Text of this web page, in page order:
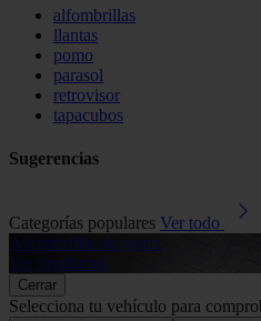
alfombrillas
llantas
pomo
parasol
retrovisor
tapacubos
Sugerencias
Categorías populares Ver todo
Alfombrillas de goma
Ver productos
Cerrar
Selecciona tu vehículo para